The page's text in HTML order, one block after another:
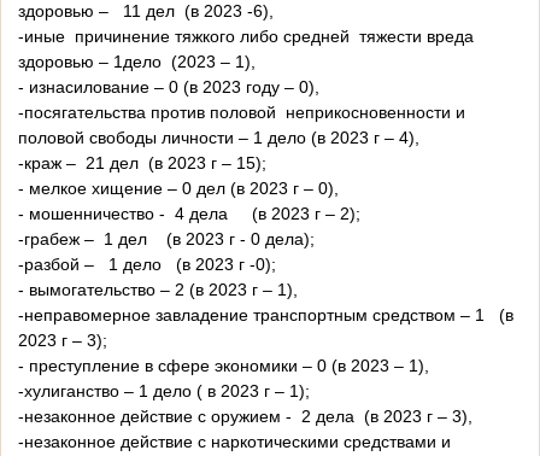
здоровью – 11 дел (в 2023 -6),
-иные причинение тяжкого либо средней тяжести вреда
здоровью – 1дело (2023 – 1),
- изнасилование – 0 (в 2023 году – 0),
-посягательства против половой неприкосновенности и
половой свободы личности – 1 дело (в 2023 г – 4),
-краж – 21 дел (в 2023 г – 15);
- мелкое хищение – 0 дел (в 2023 г – 0),
- мошенничество - 4 дела (в 2023 г – 2);
-грабеж – 1 дел (в 2023 г - 0 дела);
-разбой – 1 дело (в 2023 г -0);
- вымогательство – 2 (в 2023 г – 1),
-неправомерное завладение транспортным средством – 1 (в
2023 г – 3);
- преступление в сфере экономики – 0 (в 2023 – 1),
-хулиганство – 1 дело ( в 2023 г – 1);
-незаконное действие с оружием - 2 дела (в 2023 г – 3),
-незаконное действие с наркотическими средствами и